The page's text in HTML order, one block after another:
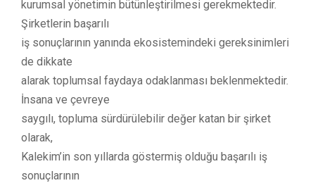
kurumsal yönetimin bütünleştirilmesi gerekmektedir.
Şirketlerin başarılı
iş sonuçlarının yanında ekosistemindeki gereksinimleri
de dikkate
alarak toplumsal faydaya odaklanması beklenmektedir.
İnsana ve çevreye
saygılı, topluma sürdürülebilir değer katan bir şirket
olarak,
Kalekim’in son yıllarda göstermiş olduğu başarılı iş
sonuçlarının